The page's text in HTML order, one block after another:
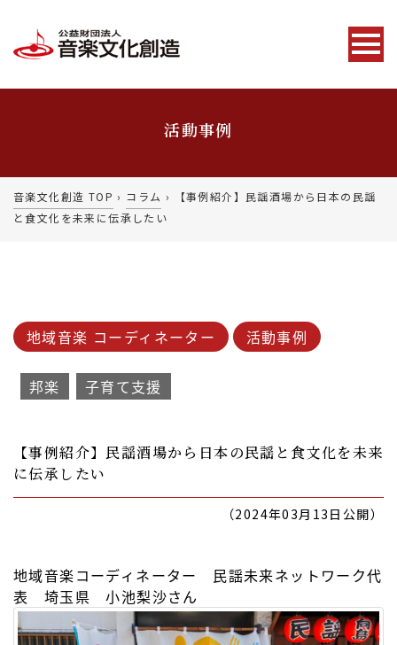
活動事例
音楽文化創造 TOP › コラム ›
【事例紹介】民謡酒場から日本の民謡
と食文化を未来に伝承したい
地域音楽 コーディネーター 活動事例
邦楽 子育て支援
【事例紹介】民謡酒場から日本の民謡と食文化を未来
に伝承したい
（2024年03月13日公開）
地域音楽コーディネーター 民謡未来ネットワーク代
表 埼玉県 小池梨沙さん